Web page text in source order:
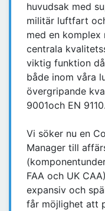
huvudsak med
militär luftfart
med en
centrala
viktig funktion
både inom våra
övergripande
9001och EN 9110.
Vi söker nu en
Manager till
FAA och UK
expansiv och
får möjlighet att